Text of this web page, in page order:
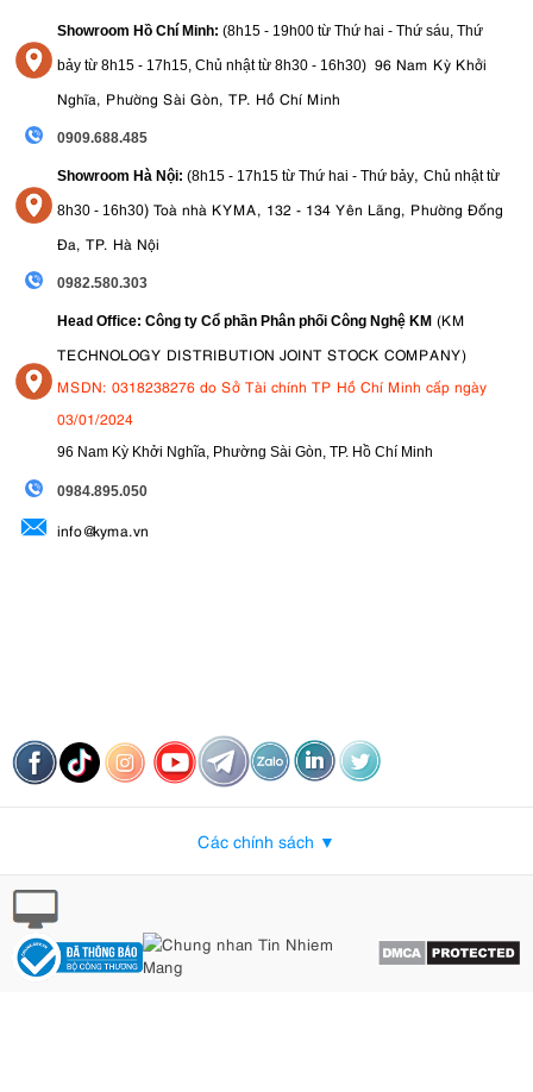
Showroom Hồ Chí Minh: (8h15 - 19h00 từ Thứ hai - Thứ sáu, Thứ
bảy từ 8h15 - 17h15, Chủ nhật từ 8h30 - 16h30) 96 Nam Kỳ Khởi
Nghĩa, Phường Sài Gòn, TP. Hồ Chí Minh
0909.688.485
Showroom Hà Nội: (8h15 - 17h15 từ Thứ hai - Thứ bảy, Chủ nhật từ
8h30 - 16h30) Toà nhà KYMA, 132 - 134 Yên Lãng, Phường Đống
Đa, TP. Hà Nội
0982.580.303
Head Office: Công ty Cổ phần Phân phối Công Nghệ KM (KM
TECHNOLOGY DISTRIBUTION JOINT STOCK COMPANY)
MSDN: 0318238276 do Sở Tài chính TP Hồ Chí Minh cấp ngày
03/01/2024
96 Nam Kỳ Khởi Nghĩa, Phường Sài Gòn, TP. Hồ Chí Minh
0984.895.050
info@kyma.vn
Các chính sách ▼